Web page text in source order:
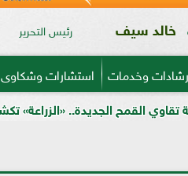
خالد سيف رئيس التحرير
وخدمات استشارات وشكاوى
تكشف خصائص 5 أصناف فائقة الإنتاجية